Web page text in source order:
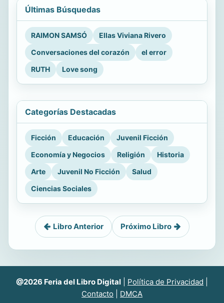
Últimas Búsquedas
RAIMON SAMSÓ
Ellas Viviana Rivero
Conversaciones del corazón
el error
RUTH
Love song
Categorías Destacadas
Ficción Educación
Juvenil Ficción
Economía y Negocios
Religión
Historia
Arte
Juvenil No Ficción
Salud
Ciencias Sociales
Libro Anterior Próximo Libro
@2026 Feria del Libro Digital Política de Privacidad
Contacto
DMCA